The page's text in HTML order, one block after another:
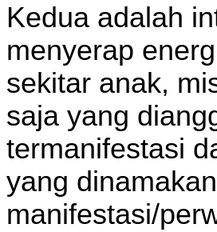
Kedua adalah
menyerap
sekitar anak,
saja yang
termanifestasi
yang
manifestasi/